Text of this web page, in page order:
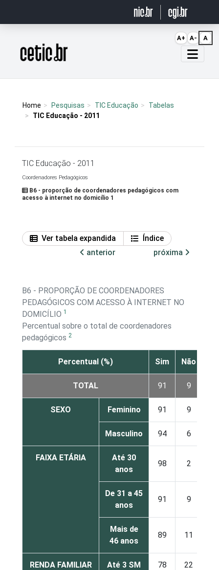
Página inicial
Home Pesquisas TIC Educação
Tabelas
TIC Educação - 2011
TIC Educação - 2011
Coordenadores Pedagógicos
B6 - proporção de coordenadores pedagógicos com
acesso à internet no domicílio 1
Ver tabela expandida
Índice
anterior
próxima
B6 - PROPORÇÃO DE COORDENADORES
PEDAGÓGICOS COM ACESSO À INTERNET NO
DOMICÍLIO 1
Percentual sobre o total de coordenadores
pedagógicos 2
Percentual (%) Sim Não
TOTAL 91 9
SEXO Feminino 91 9
Masculino 94 6
FAIXA ETÁRIA
Até 30
anos
98 2
De 31 a 45
anos
91 9
Mais de
46 anos
89 11
RENDA FAMILIAR Até 3 SM 78 22
A+ A- A